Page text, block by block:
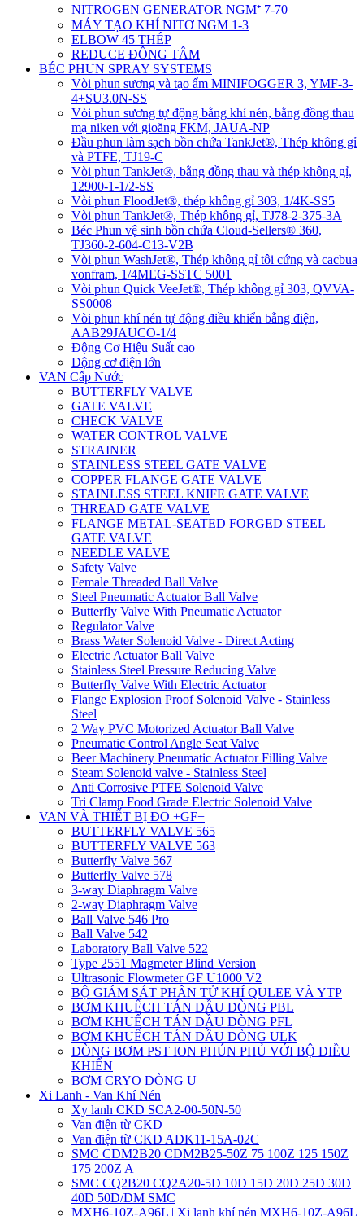
NITROGEN GENERATOR NGM⁺ 7-70
MÁY TẠO KHÍ NITƠ NGM 1-3
ELBOW 45 THÉP
REDUCE ĐỒNG TÂM
BÉC PHUN SPRAY SYSTEMS
Vòi phun sương và tạo ẩm MINIFOGGER 3, YMF-3-
4+SU3.0N-SS
Vòi phun sương tự động bằng khí nén, bằng đồng thau
mạ niken với gioăng FKM, JAUA-NP
Đầu phun làm sạch bồn chứa TankJet®, Thép không gỉ
và PTFE, TJ19-C
Vòi phun TankJet®, bằng đồng thau và thép không gỉ,
12900-1-1/2-SS
Vòi phun FloodJet®, thép không gỉ 303, 1/4K-SS5
Vòi phun TankJet®, Thép không gỉ, TJ78-2-375-3A
Béc Phun vệ sinh bồn chứa Cloud-Sellers® 360,
TJ360-2-604-C13-V2B
Vòi phun WashJet®, Thép không gỉ tôi cứng và cacbua
vonfram, 1/4MEG-SSTC 5001
Vòi phun Quick VeeJet®, Thép không gỉ 303, QVVA-
SS0008
Vòi phun khí nén tự động điều khiển bằng điện,
AAB29JAUCO-1/4
Động Cơ Hiệu Suất cao
Động cơ điện lớn
VAN Cấp Nước
BUTTERFLY VALVE
GATE VALVE
CHECK VALVE
WATER CONTROL VALVE
STRAINER
STAINLESS STEEL GATE VALVE
COPPER FLANGE GATE VALVE
STAINLESS STEEL KNIFE GATE VALVE
THREAD GATE VALVE
FLANGE METAL-SEATED FORGED STEEL
GATE VALVE
NEEDLE VALVE
Safety Valve
Female Threaded Ball Valve
Steel Pneumatic Actuator Ball Valve
Butterfly Valve With Pneumatic Actuator
Regulator Valve
Brass Water Solenoid Valve - Direct Acting
Electric Actuator Ball Valve
Stainless Steel Pressure Reducing Valve
Butterfly Valve With Electric Actuator
Flange Explosion Proof Solenoid Valve - Stainless
Steel
2 Way PVC Motorized Actuator Ball Valve
Pneumatic Control Angle Seat Valve
Beer Machinery Pneumatic Actuator Filling Valve
Steam Solenoid valve - Stainless Steel
Anti Corrosive PTFE Solenoid Valve
Tri Clamp Food Grade Electric Solenoid Valve
VAN VÀ THIẾT BỊ ĐO +GF+
BUTTERFLY VALVE 565
BUTTERFLY VALVE 563
Butterfly Valve 567
Butterfly Valve 578
3-way Diaphragm Valve
2-way Diaphragm Valve
Ball Valve 546 Pro
Ball Valve 542
Laboratory Ball Valve 522
Type 2551 Magmeter Blind Version
Ultrasonic Flowmeter GF U1000 V2
BỘ GIÁM SÁT PHÂN TỬ KHÍ QULEE VÀ YTP
BƠM KHUẾCH TÁN DẦU DÒNG PBL
BƠM KHUẾCH TÁN DẦU DÒNG PFL
BƠM KHUẾCH TÁN DẦU DÒNG ULK
DÒNG BƠM PST ION PHÚN PHỦ VỚI BỘ ĐIỀU
KHIỂN
BƠM CRYO DÒNG U
Xi Lanh - Van Khí Nén
Xy lanh CKD SCA2-00-50N-50
Van điện từ CKD
Van điện từ CKD ADK11-15A-02C
SMC CDM2B20 CDM2B25-50Z 75 100Z 125 150Z
175 200Z A
SMC CQ2B20 CQ2A20-5D 10D 15D 20D 25D 30D
40D 50D/DM SMC
MXH6-10Z-A96L | Xi lanh khí nén MXH6-10Z-A96L